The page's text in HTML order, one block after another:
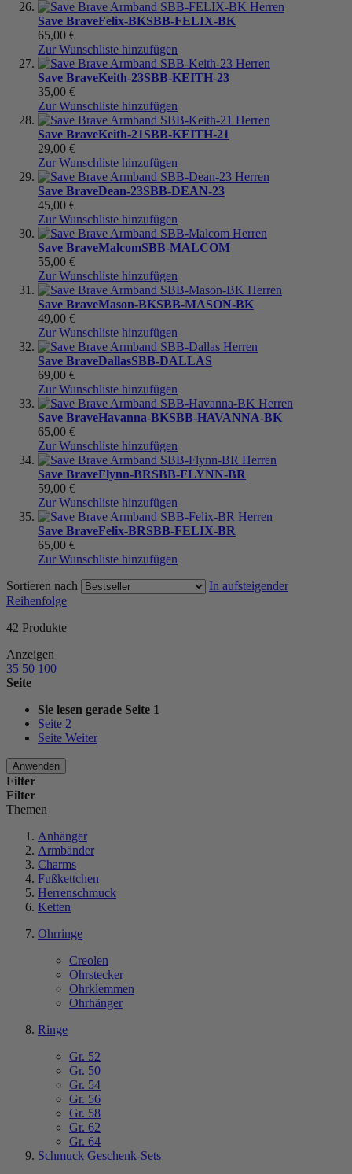
Save BraveFelix-BKSBB-FELIX-BK
65,00 €
Zur Wunschliste hinzufügen
Save BraveKeith-23SBB-KEITH-23
35,00 €
Zur Wunschliste hinzufügen
Save BraveKeith-21SBB-KEITH-21
29,00 €
Zur Wunschliste hinzufügen
Save BraveDean-23SBB-DEAN-23
45,00 €
Zur Wunschliste hinzufügen
Save BraveMalcomSBB-MALCOM
55,00 €
Zur Wunschliste hinzufügen
Save BraveMason-BKSBB-MASON-BK
49,00 €
Zur Wunschliste hinzufügen
Save BraveDallasSBB-DALLAS
69,00 €
Zur Wunschliste hinzufügen
Save BraveHavanna-BKSBB-HAVANNA-BK
65,00 €
Zur Wunschliste hinzufügen
Save BraveFlynn-BRSBB-FLYNN-BR
59,00 €
Zur Wunschliste hinzufügen
Save BraveFelix-BRSBB-FELIX-BR
65,00 €
Zur Wunschliste hinzufügen
Sortieren nach
In aufsteigender
Reihenfolge
42 Produkte
Anzeigen
35 50 100
Seite
Sie lesen gerade Seite 1
Seite 2
Seite Weiter
Anwenden
Filter
Filter
Themen
Anhänger
Armbänder
Charms
Fußkettchen
Herrenschmuck
Ketten
Ohrringe
Creolen
Ohrstecker
Ohrklemmen
Ohrhänger
Ringe
Gr. 52
Gr. 50
Gr. 54
Gr. 56
Gr. 58
Gr. 62
Gr. 64
Schmuck Geschenk-Sets